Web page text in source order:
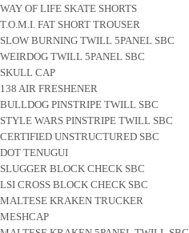
WAY OF LIFE SKATE SHORTS
T.O.M.I. FAT SHORT TROUSER
SLOW BURNING TWILL 5PANEL SBC
WEIRDOG TWILL 5PANEL SBC
SKULL CAP
138 AIR FRESHENER
BULLDOG PINSTRIPE TWILL SBC
STYLE WARS PINSTRIPE TWILL SBC
CERTIFIED UNSTRUCTURED SBC
DOT TENUGUI
SLUGGER BLOCK CHECK SBC
LSI CROSS BLOCK CHECK SBC
MALTESE KRAKEN TRUCKER
MESHCAP